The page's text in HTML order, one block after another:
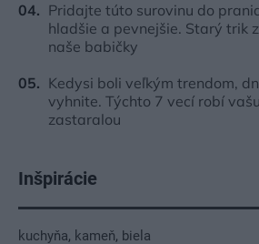
Pridajte túto surovinu do
hladšie a pevnejšie. Starý trik
naše babičky
Kedysi boli veľkým trendom,
vyhnite. Týchto 7 vecí robí
zastaralou
Inšpirácie
kuchyňa, kameň, biela